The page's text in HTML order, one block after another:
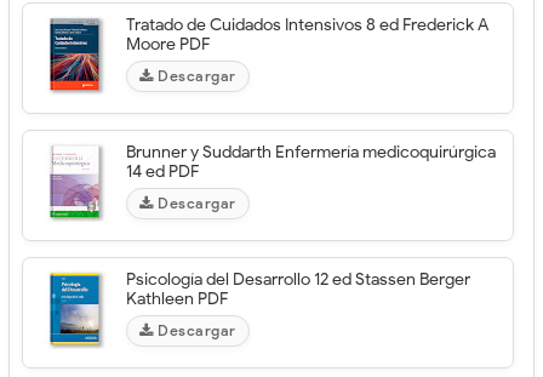
Tratado de Cuidados Intensivos 8 ed Frederick A
Moore PDF
Descargar
Brunner y Suddarth Enfermería medicoquirúrgica
14 ed PDF
Descargar
Psicología del Desarrollo 12 ed Stassen Berger
Kathleen PDF
Descargar